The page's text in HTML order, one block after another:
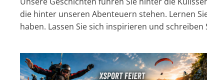
die hinter unseren Abenteuern stehen. Lernen
haben. Lassen Sie sich inspirieren und schreiben